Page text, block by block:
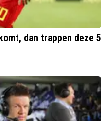
dan trappen deze 5